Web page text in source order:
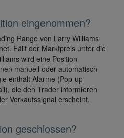
eingenommen?
Range von Larry Williams
Fällt der Marktpreis unter die
wird eine Position
manuell oder automatisch
enthält Alarme (Pop-up
die den Trader informieren
Verkaufssignal erscheint.
geschlossen?